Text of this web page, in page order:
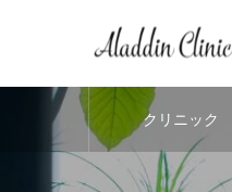
クリニック